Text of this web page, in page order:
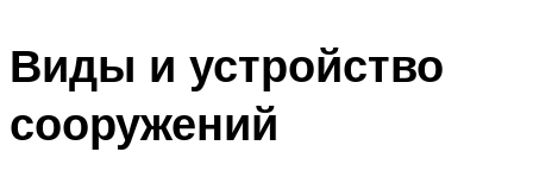
Виды и устройство
сооружений